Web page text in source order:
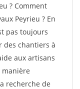
? Comment
Peyrieu ? En
pas toujours
des chantiers à
aux artisans
recherche de